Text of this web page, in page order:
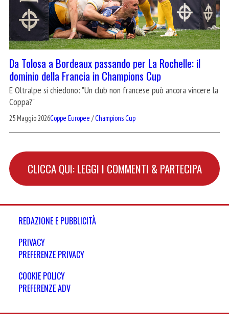
Da Tolosa a Bordeaux passando per La Rochelle: il
dominio della Francia in Champions Cup
E Oltralpe si chiedono: "Un club non francese può ancora vincere la
Coppa?"
25 Maggio 2026Coppe Europee /Champions Cup
CLICCA QUI: LEGGI I COMMENTI & PARTECIPA
REDAZIONE E PUBBLICITÀ
PRIVACY
PREFERENZE PRIVACY
COOKIE POLICY
PREFERENZE ADV